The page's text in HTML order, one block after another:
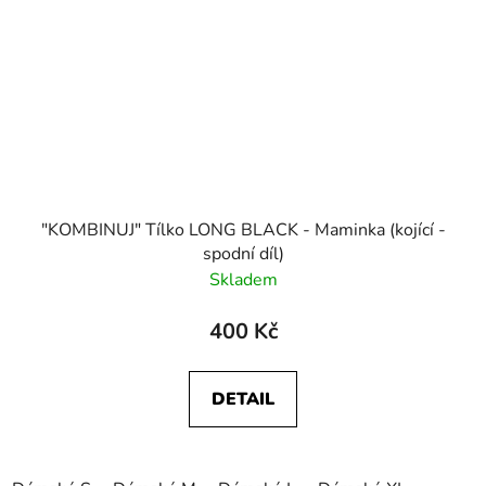
"KOMBINUJ" Tílko LONG BLACK - Maminka (kojící -
spodní díl)
Skladem
400 Kč
DETAIL